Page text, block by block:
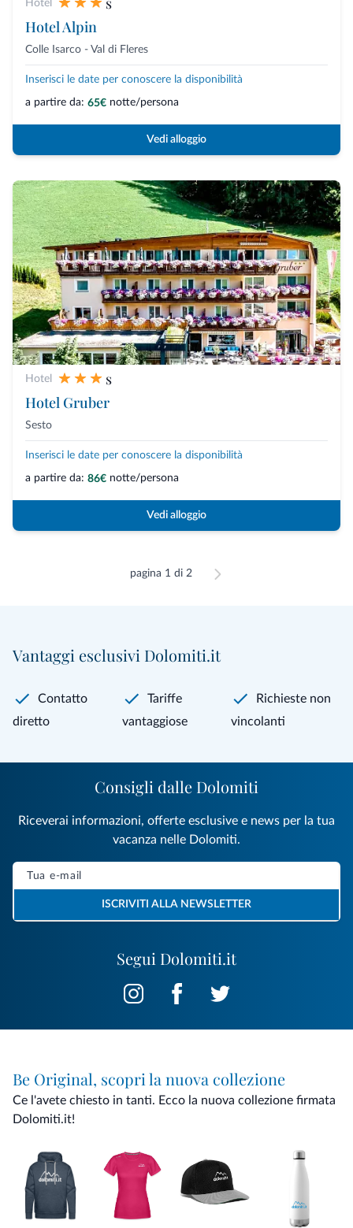
Hotel
Hotel Alpin
Colle Isarco - Val di Fleres
Inserisci le date per conoscere la disponibilità
a partire da: 65€ notte/persona
Vedi alloggio
Hotel
s
Hotel Gruber
Sesto
Inserisci le date per conoscere la disponibilità
a partire da: 86€ notte/persona
Vedi alloggio
pagina 1 di 2
Vantaggi esclusivi Dolomiti.it
Contatto
diretto
Tariffe
vantaggiose
Richieste non
vincolanti
Segui Dolomiti.it
Consigli dalle Dolomiti
Riceverai informazioni, offerte esclusive e news per la tua
vacanza nelle Dolomiti.
ISCRIVITI ALLA NEWSLETTER
Be Original, scopri la nuova collezione
Ce l'avete chiesto in tanti. Ecco la nuova collezione firmata
Dolomiti.it!